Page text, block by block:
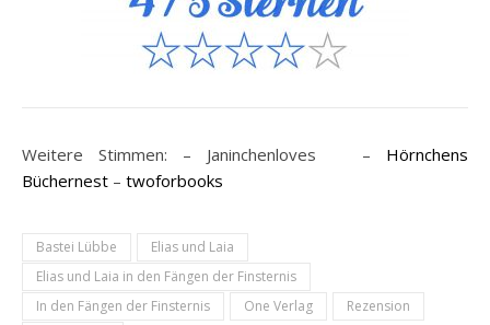
Weitere Stimmen: – Janinchenloves – Hörnchens
Büchernest – twoforbooks
Bastei Lübbe
Elias und Laia
Elias und Laia in den Fängen der Finsternis
In den Fängen der Finsternis
One Verlag
Rezension